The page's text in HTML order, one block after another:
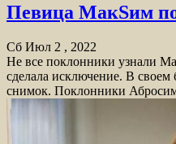
Певица МакSим
Сб Июл 2 , 2022
Не все поклонники узнали
сделала исключение. В
снимок. Поклонники